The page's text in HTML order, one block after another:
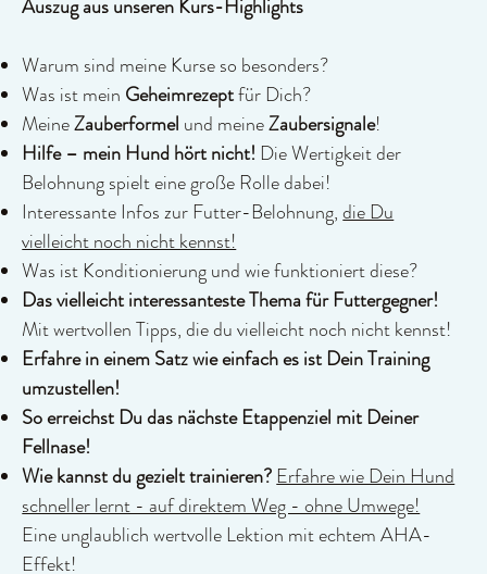
vom Trainingsstand.
Hundeverhaltensberatung studiert sowie eine
Assistenzhundetrainerausbildung absolviert. Sie ist
eine von wenigen Expertinnen für den Bereich
Epilepsiesignalhunde. Sie bildet mit viel Liebe und
Leidenschaft Assistenzhunde mit und für
beeinträchtigte Menschen aus. Die Liebe zu den
Hunden, aber auch zum Schreiben sowie Ihr
Fachwissen ergänzen sich in ihren Werken.
Die Autorin hat viele alternative Trainingskonzepte
für Assistenzhunde ausgearbeitet, die jetzt mit einer
etwas anderen Trainingsmethode jedem
Hundebesitzer einfach, gewaltfrei, leicht und effektiv
bei der Grunderziehung helfen.
Auszug aus unseren Kurs-Highlights
Warum sind meine Kurse so besonders?
Was ist mein Geheimrezeptfür Dich?
MeineZauberformel und meineZaubersignale!
Hilfe – mein Hund hört nicht! Die Wertigkeit der
Belohnung spielt eine große Rolle dabei!
Interessante Infos zur Futter-Belohnung,die Du
vielleicht noch nicht kennst!
Was ist Konditionierung und wie funktioniert diese?
Das vielleicht interessanteste Thema für Futtergegner!
Mit wertvollen Tipps, die du vielleicht noch nicht kennst!
Erfahre in einem Satz wie einfach es ist Dein Training
umzustellen!
So erreichst Du das nächste Etappenziel mit Deiner
Fellnase!
Wie kannst du gezielt trainieren? Erfahre wie Dein Hund
schneller lernt - auf direktem Weg - ohne Umwege!
Eine unglaublich wertvolle Lektion mit echtem AHA-
Effekt!